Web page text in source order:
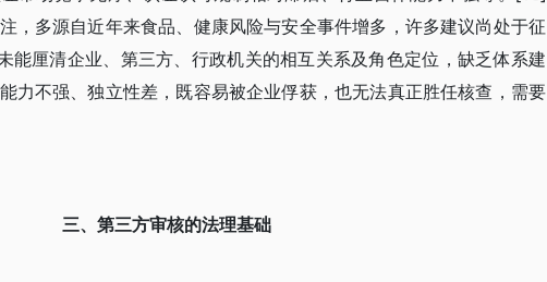
，多源自近年来食品、健康风险与安全事件增多，许多建议尚处于征
能厘清企业、第三方、行政机关的相互关系及角色定位，缺乏体系建
力不强、独立性差，既容易被企业俘获，也无法真正胜任核查，需要
三、第三方审核的法理基础